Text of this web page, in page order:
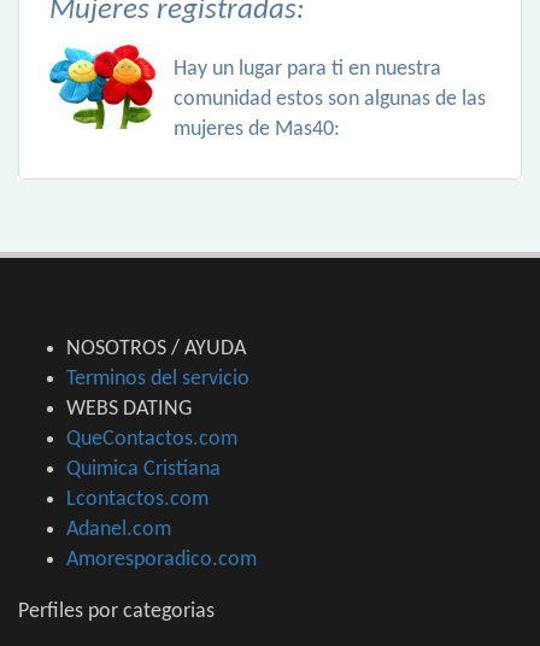
Mujeres registradas:
Hay un lugar para ti en nuestra
comunidad estos son algunas de las
mujeres de Mas40:
NOSOTROS / AYUDA
Terminos del servicio
WEBS DATING
QueContactos.com
Quimica Cristiana
Lcontactos.com
Adanel.com
Amoresporadico.com
Perfiles por categorias